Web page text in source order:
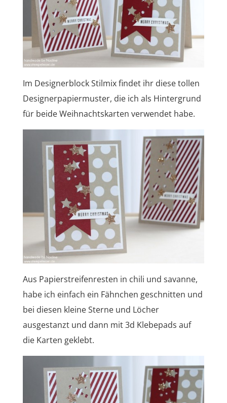
Im Designerblock Stilmix findet ihr diese tollen
Designerpapiermuster, die ich als Hintergrund
für beide Weihnachtskarten verwendet habe.
Aus Papierstreifenresten in chili und savanne,
habe ich einfach ein Fähnchen geschnitten und
bei diesen kleine Sterne und Löcher
ausgestanzt und dann mit 3d Klebepads auf
die Karten geklebt.